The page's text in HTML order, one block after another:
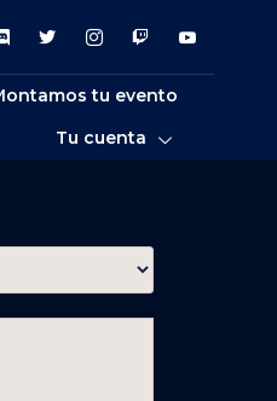
tu evento
Tu cuenta